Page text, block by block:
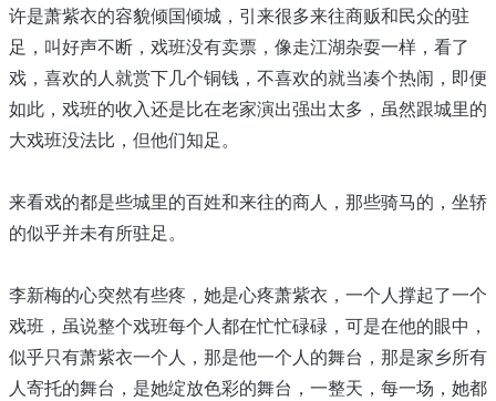
许是萧紫衣的容貌倾国倾城，引来很多来往商贩和民众的驻
足，叫好声不断，戏班没有卖票，像走江湖杂耍一样，看了
戏，喜欢的人就赏下几个铜钱，不喜欢的就当凑个热闹，即便
如此，戏班的收入还是比在老家演出强出太多，虽然跟城里的
大戏班没法比，但他们知足。
来看戏的都是些城里的百姓和来往的商人，那些骑马的，坐轿
的似乎并未有所驻足。
李新梅的心突然有些疼，她是心疼萧紫衣，一个人撑起了一个
戏班，虽说整个戏班每个人都在忙忙碌碌，可是在他的眼中，
似乎只有萧紫衣一个人，那是他一个人的舞台，那是家乡所有
人寄托的舞台，是她绽放色彩的舞台，一整天，每一场，她都